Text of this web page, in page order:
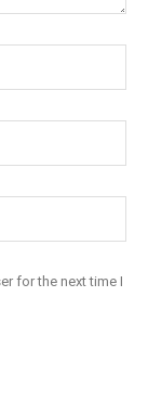
for the next time I